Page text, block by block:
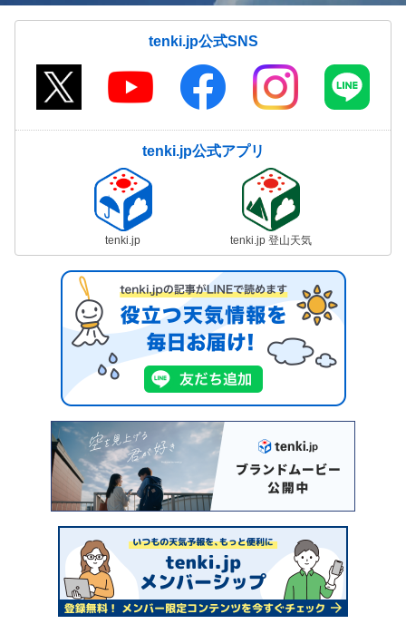
tenki.jp公式SNS
tenki.jp公式アプリ
tenki.jp tenki.jp 登山天気